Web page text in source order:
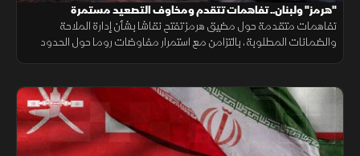
"هرمز" ولبنان.. تفاهمات تتقدم ومخاوف التصعيد مستمرة
تفاهمات متقدمة حول مضيق هرمز تفتح نقاشا بشأن إدارة الملاحة
والضمانات المطلوبة، بالتزامن مع استمرار مفاوضات روما حول الحدود